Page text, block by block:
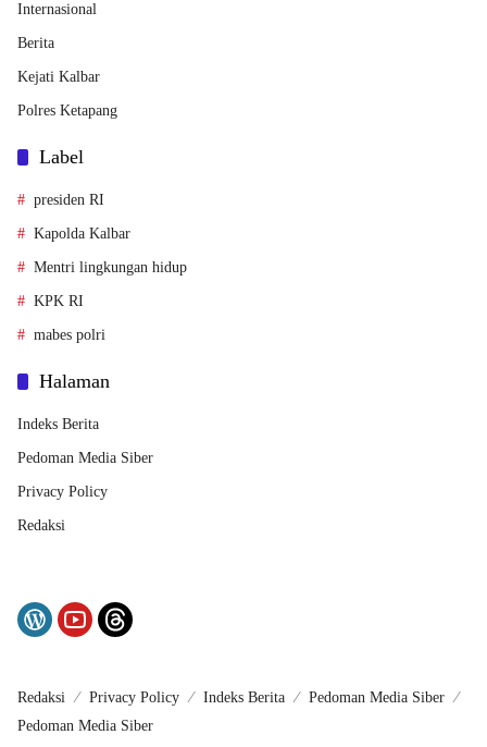
Internasional
Berita
Kejati Kalbar
Polres Ketapang
Label
presiden RI
Kapolda Kalbar
Mentri lingkungan hidup
KPK RI
mabes polri
Halaman
Indeks Berita
Pedoman Media Siber
Privacy Policy
Redaksi
Redaksi Privacy Policy Indeks Berita
Pedoman Media Siber
Pedoman Media Siber